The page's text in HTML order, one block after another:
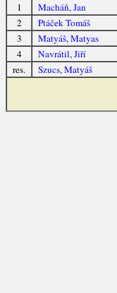
1 Macháň, Jan
2
Ptáček Tomáš
3
Matyáš, Matyas
4
Navrátil, Jiří
res.
Szucs, Matyáš